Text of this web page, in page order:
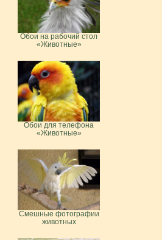
Обои на рабочий стол
«Животные»
Обои для телефона
«Животные»
Смешные фотографии
животных